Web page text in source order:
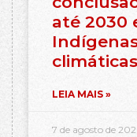
até 2030
climáticas
LEIA MAIS »
7 de agosto de